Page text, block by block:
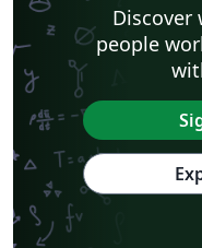
Discover
people